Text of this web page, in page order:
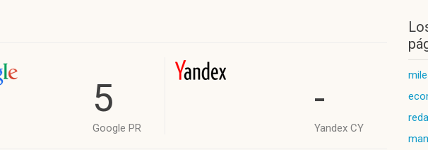
5
Google PR
-
Yandex CY